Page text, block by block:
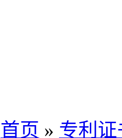
首页 » 专利证